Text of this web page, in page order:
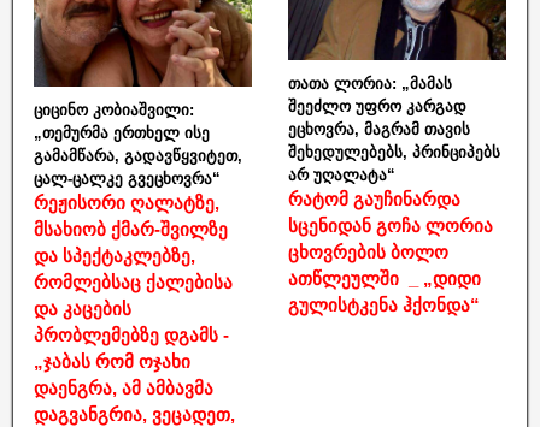
ციცინო კობიაშვილი:
„თემურმა ერთხელ ისე
გამამწარა, გადავწყვიტეთ,
ცალ-ცალკე გვეცხოვრა“
რეჟისორი ღალატზე,
მსახიობ ქმარ-შვილზე
და სპექტაკლებზე,
რომლებსაც ქალებისა
და კაცების
პრობლემებზე დგამს -
„ჯაბას რომ ოჯახი
დაენგრა, ამ ამბავმა
დაგვანგრია, ვეცადეთ,
თათა ლორია: „მამას
შეეძლო უფრო კარგად
ეცხოვრა, მაგრამ თავის
შეხედულებებს, პრინციპებს
არ უღალატა“
რატომ გაუჩინარდა
სცენიდან გოჩა ლორია
ცხოვრების ბოლო
ათწლეულში _ „დიდი
გულისტკენა ჰქონდა“